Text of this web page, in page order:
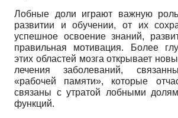
Лобные доли играют важную
развитии и обучении, от их
успешное освоение знаний,
правильная мотивация. Более
этих областей мозга открывает
лечения заболеваний,
«рабочей памяти», которые
связаны с утратой лобными
функций.